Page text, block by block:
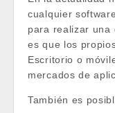
cualquier
para realizar una
es que los
Escritorio o
mercados de
También es